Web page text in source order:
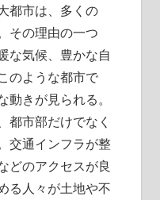
都市は、多くの
その理由の一つ
な気候、豊かな自
のような都市で
きが見られる。
都市部だけでなく
交通インフラが整
どのアクセスが良
る人々が土地や不